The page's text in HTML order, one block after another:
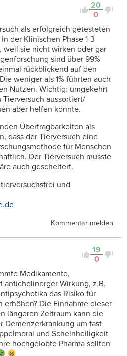
20
0
als erfolgreich getesteten
der Klinischen Phase 1-3
weil sie nicht wirken oder gar
sind über 99%
rückblickend auf den
weniger als 1% führten auch
Nutzen. Wichtig: umgekehrt
aussortiert/
aber helfen könnte.
Übertragbarkeiten als
dass der Tierversuch eine
für Menschen
Der Tierversuch musste
auch gescheitert.
und
Kommentar melden
19
0
Medikamente,
anticholinerger Wirkung, z.B.
das Risiko für
erhöhen? Die Einnahme dieser
längeren Zeitraum kann die
Demenzerkrankung um fast
und Scheinheiligkeit
hochgelobte Pharma sollten